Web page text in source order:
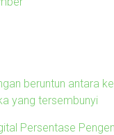
beruntun antara
yang tersembunyi
Persentase